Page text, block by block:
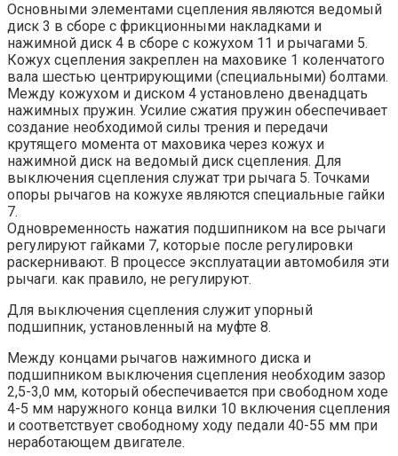
Основными элементами сцепления являются ведомый
диск 3 в сборе с фрикционными накладками и
нажимной диск 4 в сборе с кожухом 11 и рычагами 5.
Кожух сцепления закреплен на маховике 1 коленчатого
вала шестью центрирующими (специальными) болтами.
Между кожухом и диском 4 установлено двенадцать
нажимных пружин. Усилие сжатия пружин обеспечивает
создание необходимой силы трения и передачи
крутящего момента от маховика через кожух и
нажимной диск на ведомый диск сцепления. Для
выключения сцепления служат три рычага 5. Точками
опоры рычагов на кожухе являются специальные гайки
7.
Одновременность нажатия подшипником на все рычаги
регулируют гайками 7, которые после регулировки
раскернивают. В процессе эксплуатации автомобиля эти
рыча­ги. как правило, не регулируют.
Для выключения сцепления служит упорный
подшипник, установленный на муфте 8.
Между концами рычагов нажимного диска и
подшипником выключения сцепления необходим зазор
2,5-3,0 мм, который обеспечивается при свободном ходе
4-5 мм наружного конца вилки 10 включения сцепления
и соответствует свободному ходу педали 40-55 мм при
неработающем двигателе.